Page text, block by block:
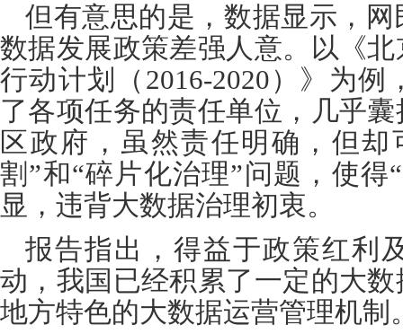
但有意思的是，数据显示，
数据发展政策差强人意。以《
行动计划（ 2016-2020 ）》为例
了各项任务的责任单位，几乎
区政府，虽然责任明确，但
割 ”和“碎片化治理”问题，使得“
显，违背大数据治理初衷。
报告指出，得益于政策红利
动，我国已经积累了一定的大
地方特色的大数据运营管理机制